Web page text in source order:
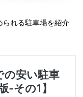
れる駐車場を紹介